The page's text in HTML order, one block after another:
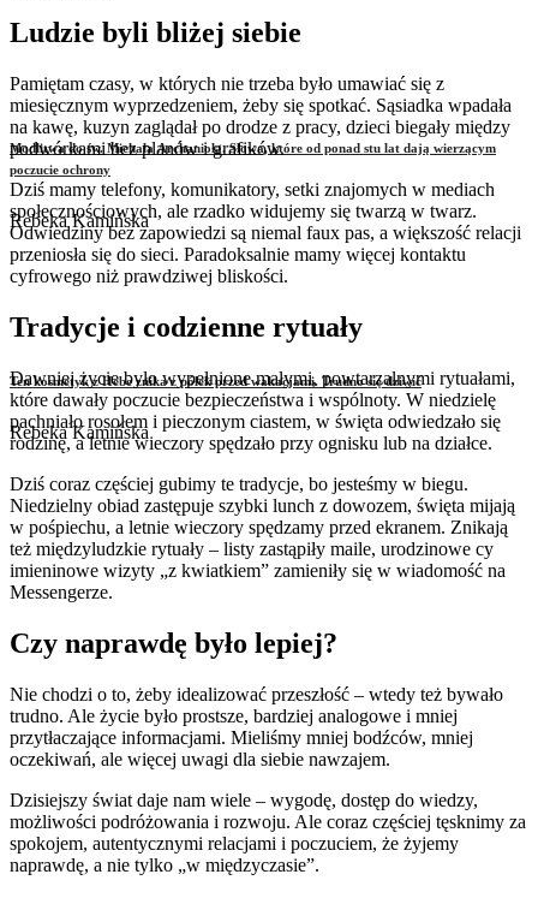
Modlitwa do św. Michała Archanioła. Słowa, które od ponad stu lat dają wierzącym
poczucie ochrony
Rebeka Kamińska
Ten kosmetyk z Hebe znika z półek przed wakacjami. Trudno się dziwić
Rebeka Kamińska
Ludzie byli bliżej siebie
Pamiętam czasy, w których nie trzeba było umawiać się z
miesięcznym wyprzedzeniem, żeby się spotkać. Sąsiadka wpadała
na kawę, kuzyn zaglądał po drodze z pracy, dzieci biegały między
podwórkami bez planów i grafików.
Dziś mamy telefony, komunikatory, setki znajomych w mediach
społecznościowych, ale rzadko widujemy się twarzą w twarz.
Odwiedziny bez zapowiedzi są niemal faux pas, a większość relacji
przeniosła się do sieci. Paradoksalnie mamy więcej kontaktu
cyfrowego niż prawdziwej bliskości.
Tradycje i codzienne rytuały
Dawniej życie było wypełnione małymi, powtarzalnymi rytuałami,
które dawały poczucie bezpieczeństwa i wspólnoty. W niedzielę
pachniało rosołem i pieczonym ciastem, w święta odwiedzało się
rodzinę, a letnie wieczory spędzało przy ognisku lub na działce.
Dziś coraz częściej gubimy te tradycje, bo jesteśmy w biegu.
Niedzielny obiad zastępuje szybki lunch z dowozem, święta mijają
w pośpiechu, a letnie wieczory spędzamy przed ekranem. Znikają
też międzyludzkie rytuały – listy zastąpiły maile, urodzinowe cy
imieninowe wizyty „z kwiatkiem” zamieniły się w wiadomość na
Messengerze.
Czy naprawdę było lepiej?
Nie chodzi o to, żeby idealizować przeszłość – wtedy też bywało
trudno. Ale życie było prostsze, bardziej analogowe i mniej
przytłaczające informacjami. Mieliśmy mniej bodźców, mniej
oczekiwań, ale więcej uwagi dla siebie nawzajem.
Dzisiejszy świat daje nam wiele – wygodę, dostęp do wiedzy,
możliwości podróżowania i rozwoju. Ale coraz częściej tęsknimy za
spokojem, autentycznymi relacjami i poczuciem, że żyjemy
naprawdę, a nie tylko „w międzyczasie”.